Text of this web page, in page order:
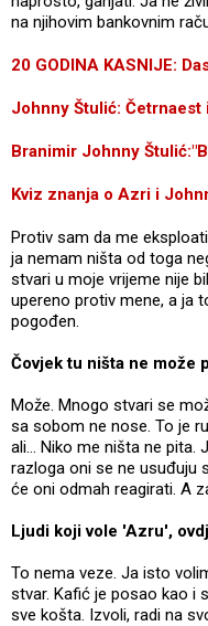
na njihovim bankovnim
20 GODINA KASNIJE:
Johnny Štulić: Četrnaest
Branimir Johnny
Kviz znanja o Azri i
Protiv sam da me
ja nemam ništa od toga
stvari u moje vrijeme nije
upereno protiv mene, a ja
pogođen.
Čovjek tu ništa ne može
Može. Mnogo stvari se
sa sobom ne nose. To je
ali... Niko me ništa ne
razloga oni se ne usuđuju
će oni odmah reagirati. A
Ljudi koji vole 'Azru',
To nema veze. Ja isto
stvar. Kafić je posao kao i
sve košta. Izvoli, radi na